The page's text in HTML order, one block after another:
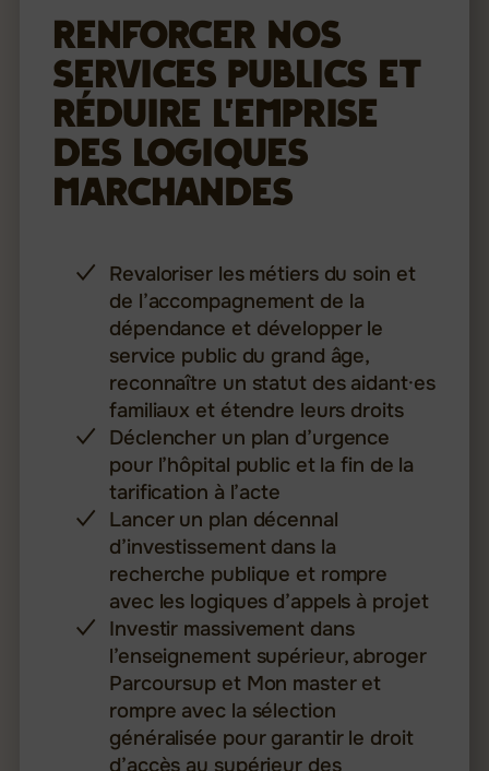
Renforcer nos
services publics et
réduire l’emprise
des logiques
marchandes
Revaloriser les métiers du soin et
de l’accompagnement de la
dépendance et développer le
service public du grand âge,
reconnaître un statut des aidant·es
familiaux et étendre leurs droits
Déclencher un plan d’urgence
pour l’hôpital public et la fin de la
tarification à l’acte
Lancer un plan décennal
d’investissement dans la
recherche publique et rompre
avec les logiques d’appels à projet
Investir massivement dans
l’enseignement supérieur, abroger
Parcoursup et Mon master et
rompre avec la sélection
généralisée pour garantir le droit
d’accès au supérieur des